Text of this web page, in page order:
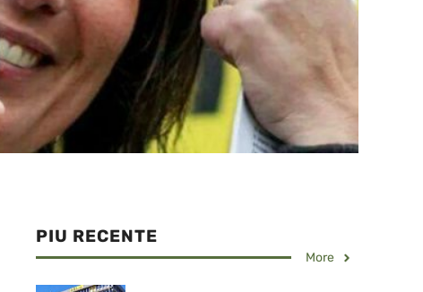
PIU RECENTE
More